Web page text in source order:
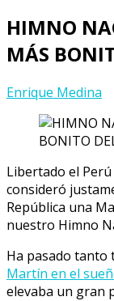
HIMNO
MÁS
Enrique Medina
Libertado el
consideró
República una
nuestro Himno
Ha pasado tanto
Martín en el
elevaba un gran